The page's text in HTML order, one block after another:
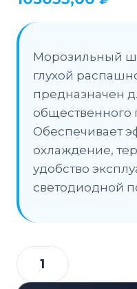
Морозильный
глухой
предназначен
общественного
Обеспечивает
охлаждение,
удобство
светодиодной
Количество